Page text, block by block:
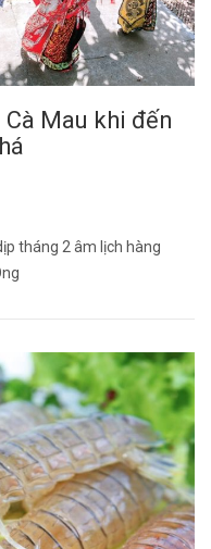
Mau khi đến
tháng 2 âm lịch hàng